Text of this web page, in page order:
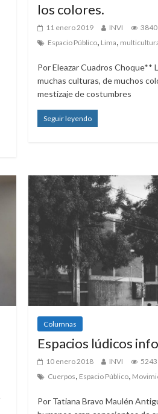
los colores.
11 enero 2019 INVI
Espacio Público, Lima,
Por Eleazar Cuadros Choque**
muchas culturas, de muchos
mestizaje de costumbres
Seguir leyendo
Columnas
Espacios lúdicos
10 enero 2018 INVI
Cuerpos Espacio Público
Por Tatiana Bravo Maulén